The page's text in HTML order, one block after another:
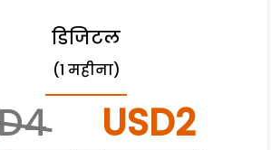
डिजिटल
(1 महीना)
USD2